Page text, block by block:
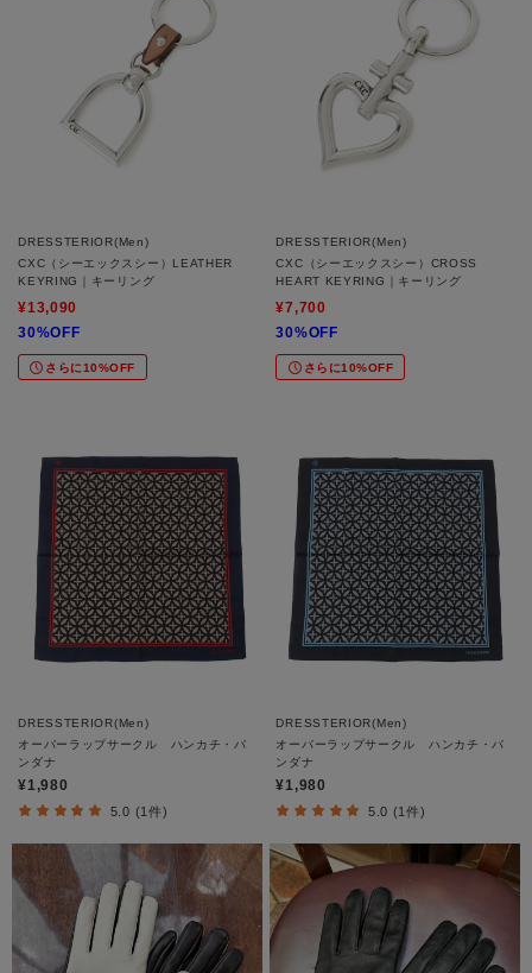
DRESSTERIOR(Men)
CXC（シーエックスシー）LEATHER
KEYRING｜キーリング
¥13,090
30%OFF
さらに10%OFF
DRESSTERIOR(Men)
CXC（シーエックスシー）CROSS
HEART KEYRING｜キーリング
¥7,700
30%OFF
さらに10%OFF
DRESSTERIOR(Men)
オーバーラップサークル ハンカチ・バ
ンダナ
¥1,980
5.0 (1件)
DRESSTERIOR(Men)
オーバーラップサークル ハンカチ・バ
ンダナ
¥1,980
5.0 (1件)